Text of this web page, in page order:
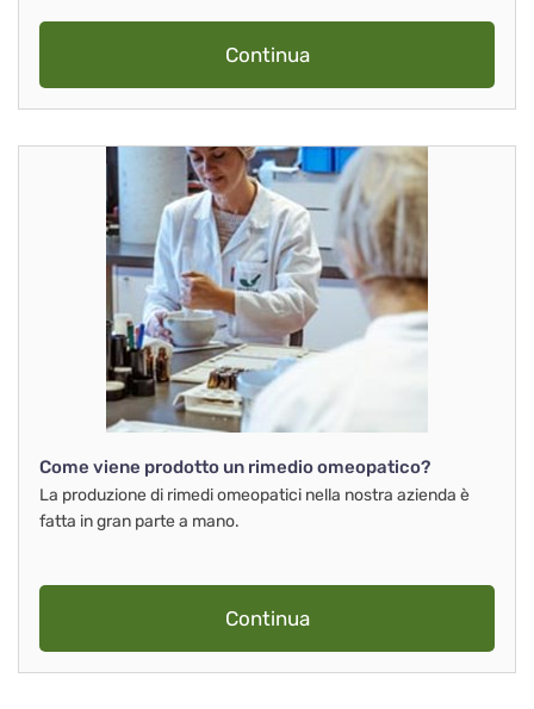
Continua
Come viene prodotto un rimedio omeopatico?
La produzione di rimedi omeopatici nella nostra azienda è
fatta in gran parte a mano.
Continua